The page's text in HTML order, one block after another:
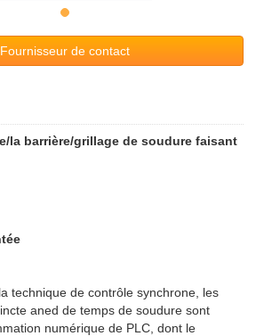
Fournisseur de contact
la barrière/grillage de soudure faisant
technique de contrôle synchrone, les
aned de temps de soudure sont
numérique de PLC, dont le